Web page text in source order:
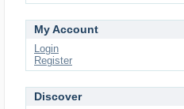
My Account
Login
Register
Discover